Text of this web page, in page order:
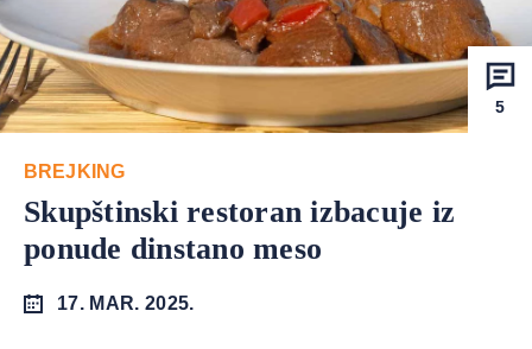
5
BREJKING
Skupštinski restoran izbacuje iz
ponude dinstano meso
17. MAR. 2025.